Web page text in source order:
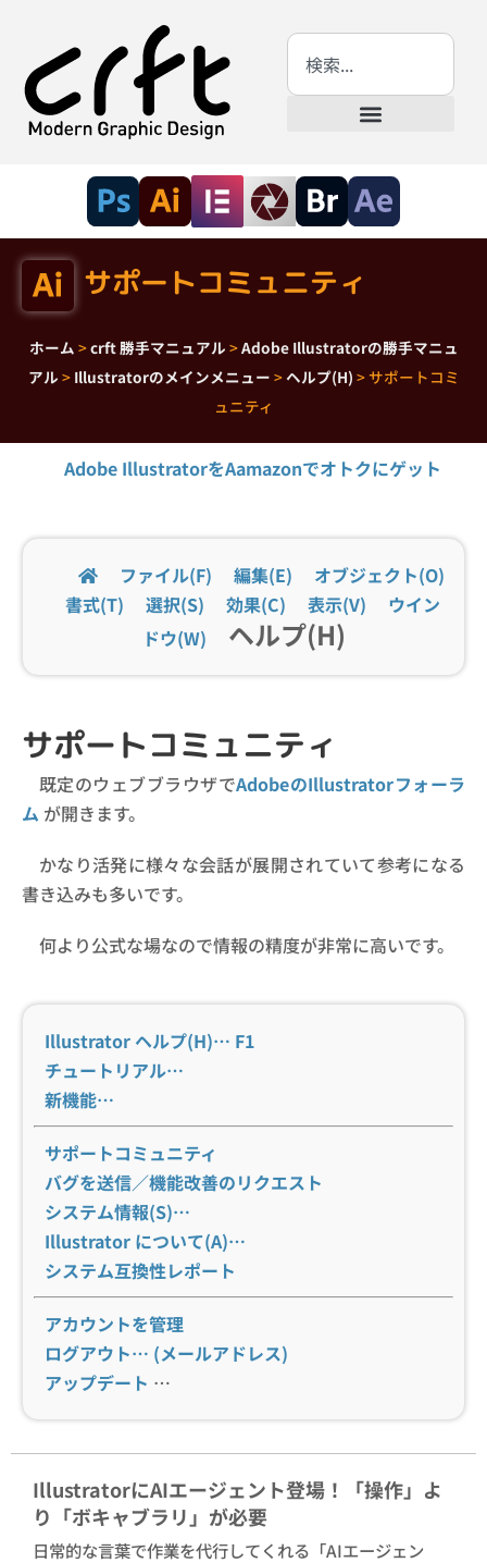
サポートコミュニティ
ホーム >crft 勝手マニュアル >Adobe Illustratorの勝手マニュ
アル > Illustratorのメインメニュー >ヘルプ(H) >サポートコミ
ュニティ
Adobe IllustratorをAamazonでオトクにゲット
ファイル(F) 編集(E)
オブジェクト(O)
書式(T)
選択(S) 効果(C) 表示(V)
ウイン
ドウ(W)
ヘルプ(H)
Illustrator ヘルプ(H)… F1
チュートリアル…
新機能…
サポートコミュニティ
バグを送信／機能改善のリクエスト
システム情報(S)…
Illustrator について(A)…
システム互換性レポート
アカウントを管理
ログアウト… (メールアドレス)
アップデート …
サポートコミュニティ
既定のウェブブラウザでAdobeのIllustratorフォーラ
ム が開きます。
かなり活発に様々な会話が展開されていて参考になる
書き込みも多いです。
何より公式な場なので情報の精度が非常に高いです。
IllustratorにAIエージェント登場！「操作」よ
り「ボキャブラリ」が必要
日常的な言葉で作業を代行してくれる「AIエージェン